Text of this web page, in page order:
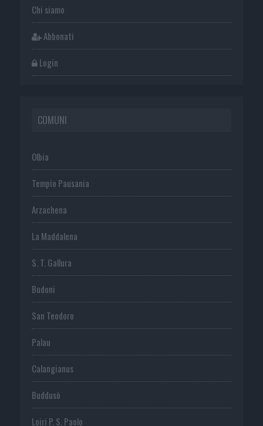
Chi siamo
Abbonati
Login
COMUNI
Olbia
Tempio Pausania
Arzachena
La Maddalena
S. T. Gallura
Budoni
San Teodoro
Palau
Calangianus
Buddusò
Loiri P. S. Paolo